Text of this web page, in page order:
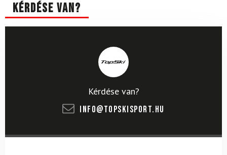
Kérdése van?
Kérdése van?
info@topskisport.hu